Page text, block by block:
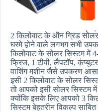
2 किलोवाट के ऑन ग्रिड
घरमे होने वाले लगभग सभी
किलोवाट के सोलर सिस्टम में
फ्रिज, 1 टीवी, लैपटॉप,
वाशिंग मशीन जैसे उपकरण
इसी 2 किलोवाट के सोलर
तो आपको इसी सोलर सिस्टम
क्योंकि इसके लिए आपको 3
सिस्टम बेहतरीन विकल्प